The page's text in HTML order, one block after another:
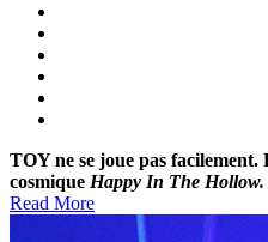
TOY ne se joue pas
cosmique Happy In The Hollow.
Read More